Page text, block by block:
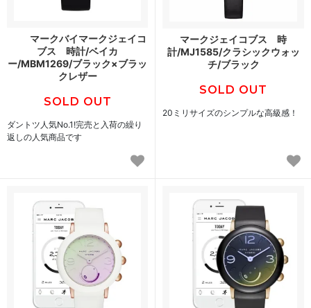
マークバイマークジェイコ
ブス 時計/ベイカ
ー/MBM1269/ブラック×ブラッ
クレザー
SOLD OUT
ダントツ人気No.1!完売と入荷の繰り
返しの人気商品です
マークジェイコブス 時
計/MJ1585/クラシックウォッ
チ/ブラック
SOLD OUT
20ミリサイズのシンプルな高級感！